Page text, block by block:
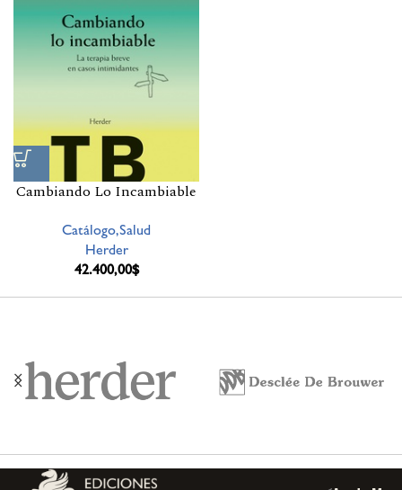
Cambiando Lo Incambiable
Catálogo,Salud
Herder
42.400,00$